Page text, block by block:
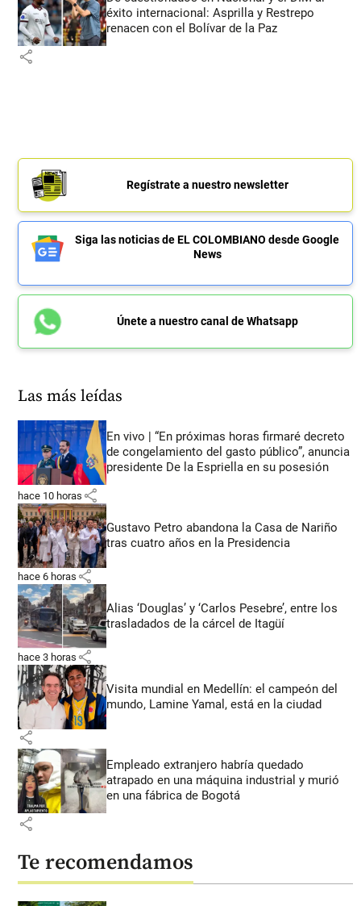
éxito internacional: Asprilla y Restrepo
renacen con el Bolívar de la Paz
share
Regístrate a nuestro newsletter
Siga las noticias de EL COLOMBIANO desde Google
News
Únete a nuestro canal de Whatsapp
Las más leídas
En vivo | “En próximas horas firmaré decreto
de congelamiento del gasto público”, anuncia
presidente De la Espriella en su posesión
hace 10 horas share
Gustavo Petro abandona la Casa de Nariño
tras cuatro años en la Presidencia
hace 6 horas share
Alias ‘Douglas’ y ‘Carlos Pesebre’, entre los
trasladados de la cárcel de Itagüí
hace 3 horas share
Visita mundial en Medellín: el campeón del
mundo, Lamine Yamal, está en la ciudad
share
Empleado extranjero habría quedado
atrapado en una máquina industrial y murió
en una fábrica de Bogotá
share
Te recomendamos